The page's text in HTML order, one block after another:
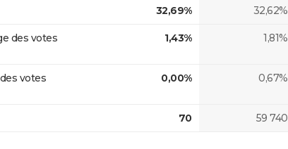
32,69% 32,62%
des votes
1,43% 1,81%
votes
0,00% 0,67%
70 59 740